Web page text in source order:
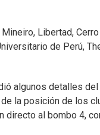
Libertad,
de Perú,
algunos detalles
la posición de los
directo al bombo 4,